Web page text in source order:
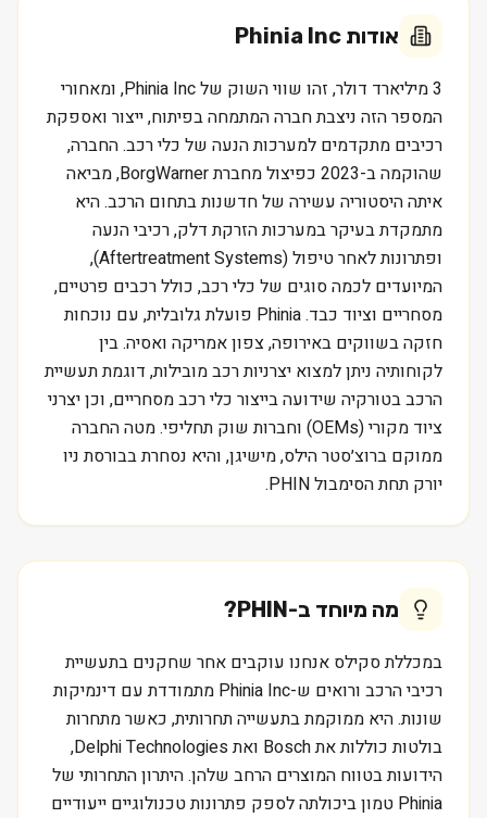
אודות Phinia Inc
3 מיליארד דולר, זהו שווי השוק של Phinia Inc, ומאחורי
המספר הזה ניצבת חברה המתמחה בפיתוח, ייצור ואספקת
רכיבים מתקדמים למערכות הנעה של כלי רכב. החברה,
שהוקמה ב-2023 כפיצול מחברת BorgWarner, מביאה
איתה היסטוריה עשירה של חדשנות בתחום הרכב. היא
מתמקדת בעיקר במערכות הזרקת דלק, רכיבי הנעה
ופתרונות לאחר טיפול (Aftertreatment Systems),
המיועדים לכמה סוגים של כלי רכב, כולל רכבים פרטיים,
מסחריים וציוד כבד. Phinia פועלת גלובלית, עם נוכחות
חזקה בשווקים באירופה, צפון אמריקה ואסיה. בין
לקוחותיה ניתן למצוא יצרניות רכב מובילות, דוגמת תעשיית
הרכב בטורקיה שידועה בייצור כלי רכב מסחריים, וכן יצרני
ציוד מקורי (OEMs) וחברות שוק תחליפי. מטה החברה
ממוקם ברוצ׳סטר הילס, מישיגן, והיא נסחרת בבורסת ניו
יורק תחת הסימבול PHIN.
מה מיוחד ב-PHIN
?
במכללת סקילס אנחנו עוקבים אחר שחקנים בתעשיית
רכיבי הרכב ורואים ש-Phinia Inc מתמודדת עם דינמיקות
שונות. היא ממוקמת בתעשייה תחרותית, כאשר מתחרות
בולטות כוללות את Bosch ואת Delphi Technologies,
הידועות בטווח המוצרים הרחב שלהן. היתרון התחרותי של
Phinia טמון ביכולתה לספק פתרונות טכנולוגיים ייעודיים